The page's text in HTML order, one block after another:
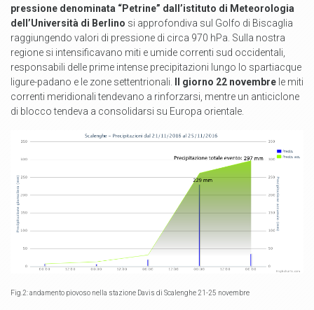
pressione denominata “Petrine” dall’istituto di Meteorologia
dell’Università di Berlino si approfondiva sul Golfo di Biscaglia
raggiungendo valori di pressione di circa 970 hPa. Sulla nostra
regione si intensificavano miti e umide correnti sud occidentali,
responsabili delle prime intense precipitazioni lungo lo spartiacque
ligure-padano e le zone settentrionali. Il giorno 22 novembre le miti
correnti meridionali tendevano a rinforzarsi, mentre un anticiclone
di blocco tendeva a consolidarsi su Europa orientale.
Fig.2: andamento piovoso nella stazione Davis di Scalenghe 21-25 novembre